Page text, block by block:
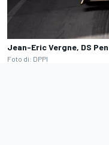
Jean-Eric Vergne, DS
Foto di: DPPI